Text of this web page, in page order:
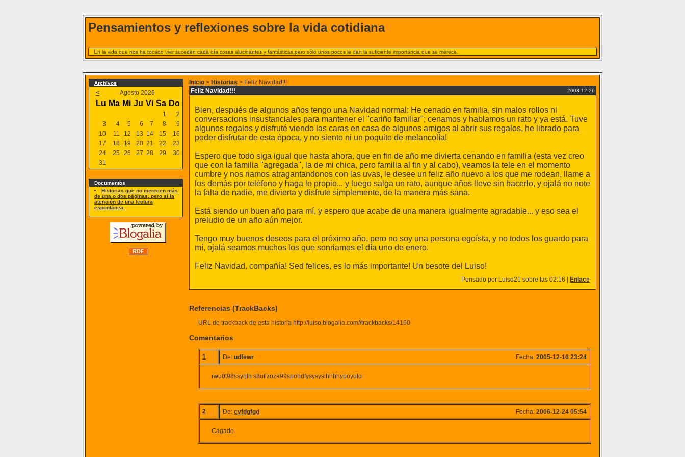
Pensamientos y reflexiones sobre la vida cotidiana
En la vida que nos ha tocado vivir suceden cada día cosas alucinantes y fantásticas,pero sólo unos pocos le dan la suficiente importancia que se merece.
Archivos
< Agosto 2026
Lu Ma Mi Ju Vi Sa Do
1
2
3
4 5 6 7 8
9
10
11 12 13 14 15
16
17
18 19 20 21 22
23
24
25 26 27 28 29
30
31
Documentos
Historias que no merecen más
de una o dos páginas, pero sí la
atención de una lectura
espontánea.
Inicio > Historias > Feliz Navidad!!!
Feliz Navidad!!!
2003-12-26
Bien, después de algunos años tengo una Navidad normal: He cenado en familia, sin malos rollos ni
conversacions insustanciales para mantener el "cariño familiar"; cenamos y hablamos un rato y ya está. Tuve
algunos regalos y disfruté viendo las caras en casa de algunos amigos al abrir sus regalos, he librado para
poder disfrutar de esta época, y no siento ni un poquito de melancolía!
Espero que todo siga igual que hasta ahora, que en fin de año me divierta cenando en familia (esta vez creo
que con la familia "agregada", la de mi chica, pero familia al fin y al cabo), veamos la tele en el momento
cumbre y nos riamos atragantandonos con las uvas, le desee un feliz año nuevo a los que me rodean, llame a
los demás por teléfono y haga lo propio... y luego salga un rato, aunque años lleve sin hacerlo, y ojalá no note
la falta de nadie, me divierta y disfrute simplemente, de la manera más sana.
Está siendo un buen año para mí, y espero que acabe de una manera igualmente agradable... y eso sea el
preludio de un año aún mejor.
Tengo muy buenos deseos para el próximo año, pero no soy una persona egoísta, y no todos los guardo para
mí, ojalá seamos muchos los que sonriamos el día uno de enero.
Feliz Navidad, compañía! Sed felices, es lo más importante! Un besote del Luiso!
Pensado por Luiso21 sobre las 02:16 | Enlace
Referencias (TrackBacks)
URL de trackback de esta historia http://luiso.blogalia.com//trackbacks/14160
Comentarios
1 De: udfewr Fecha: 2005-12-16 23:24
rwu0t98ssyrjfn s8ufizoza99spohdfysysysihhhhypoyuto
2 De: cvfdgfgd Fecha: 2006-12-24 05:54
Cagado